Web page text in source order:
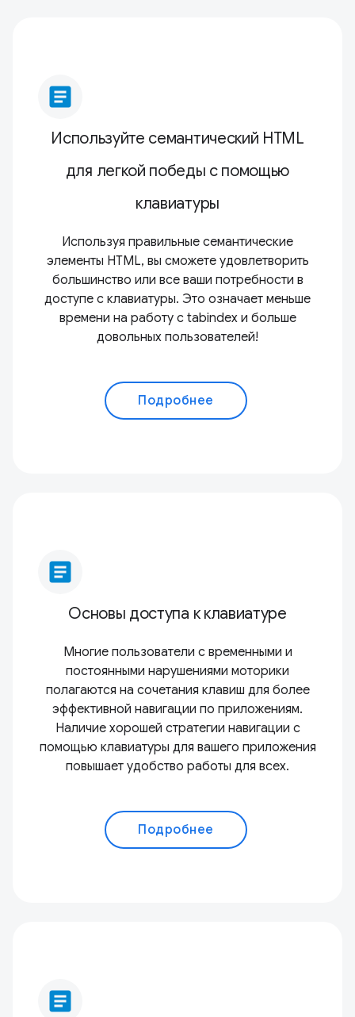
article
Используйте семантический HTML
для легкой победы с помощью
клавиатуры
Используя правильные семантические
элементы HTML, вы сможете удовлетворить
большинство или все ваши потребности в
доступе с клавиатуры. Это означает меньше
времени на работу с tabindex и больше
довольных пользователей!
Подробнее
article
Основы доступа к клавиатуре
Многие пользователи с временными и
постоянными нарушениями моторики
полагаются на сочетания клавиш для более
эффективной навигации по приложениям.
Наличие хорошей стратегии навигации с
помощью клавиатуры для вашего приложения
повышает удобство работы для всех.
Подробнее
article